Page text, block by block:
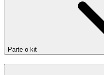
Parte o kit